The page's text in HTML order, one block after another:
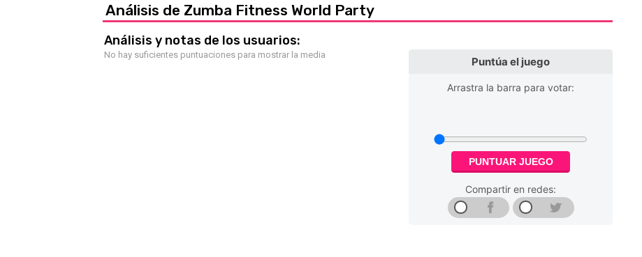
Análisis de Zumba Fitness World Party
Análisis y notas de los usuarios:
No hay suficientes puntuaciones para mostrar la media
Puntúa el juego
Arrastra la barra para votar:
PUNTUAR JUEGO
Compartir en redes: